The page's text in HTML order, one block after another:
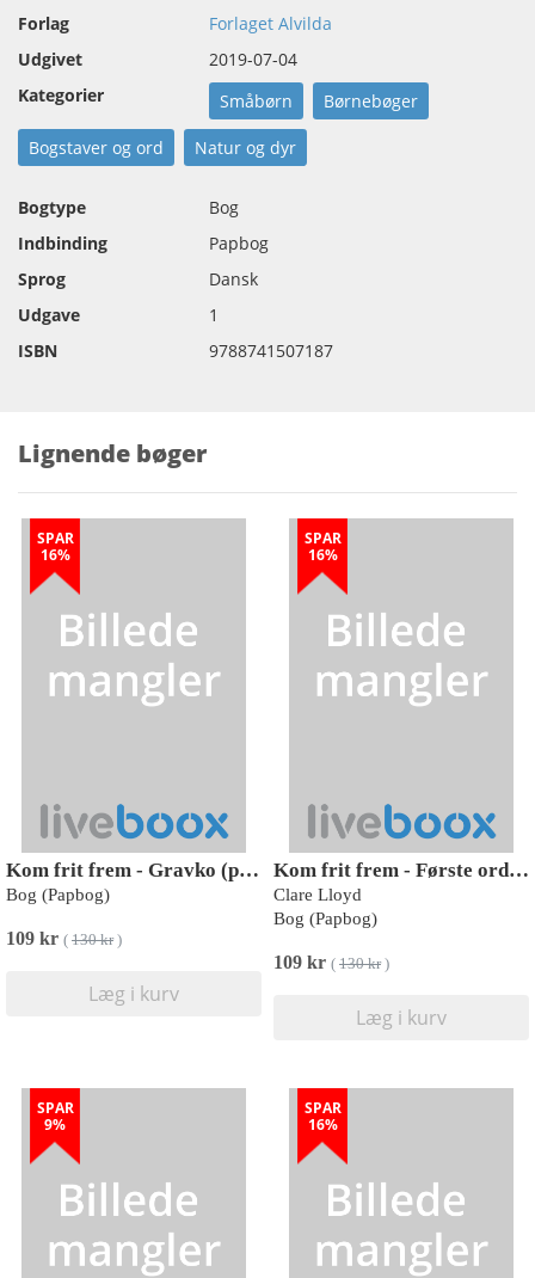
Forlag
Forlaget Alvilda
Udgivet
2019-07-04
Kategorier
Småbørn Børnebøger
Bogstaver og ord Natur og dyr
Bogtype
Bog
Indbinding
Papbog
Sprog
Dansk
Udgave
1
ISBN
9788741507187
Lignende bøger
SPAR
16%
Kom frit frem - Gravko (pop op-overraskelse under hver flap)
Bog (Papbog)
109 kr ( 130 kr)
Læg i kurv
SPAR
16%
Kom frit frem - Første ord (pop op-overraskelse under hver flap)
Clare Lloyd
Bog (Papbog)
109 kr ( 130 kr)
Læg i kurv
SPAR
9%
SPAR
16%